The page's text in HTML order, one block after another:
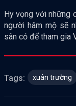
Hy vọng với những
người hâm mộ sẽ
sân cỏ để tham gia
Tags: xuân trường